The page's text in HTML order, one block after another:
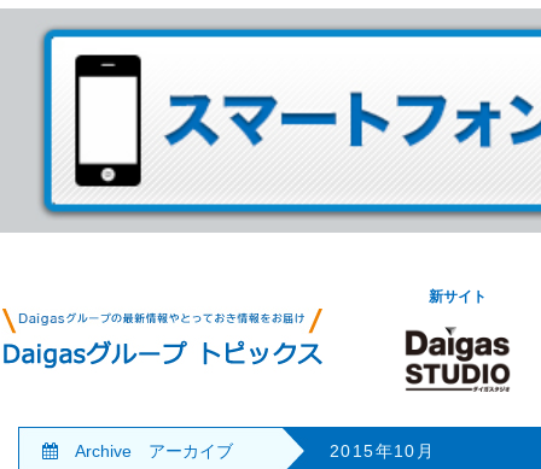
新サイト
Archive アーカイブ 2015年10月